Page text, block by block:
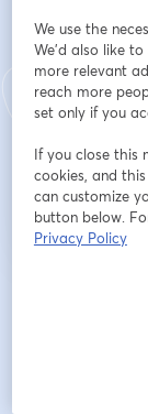
Last name *
By registering,
Privacy
We use the
We'd also like
more relevant
reach more
set only if you
If you close this
cookies, and
can customize
button below.
Privacy Policy